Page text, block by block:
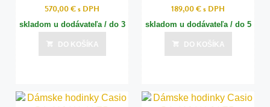
570,00 €s DPH
skladom u dodávateľa / do 3
dní
Posledná aktualizácia dnes o 15:00
DO KOŠÍKA
189,00 €s DPH
skladom u dodávateľa / do 5
dní
Posledná aktualizácia dnes o 15:00
DO KOŠÍKA